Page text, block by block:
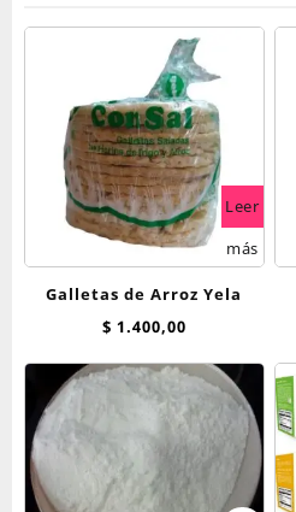
Leer
más
Galletas de Arroz Yela
$ 1.400,00